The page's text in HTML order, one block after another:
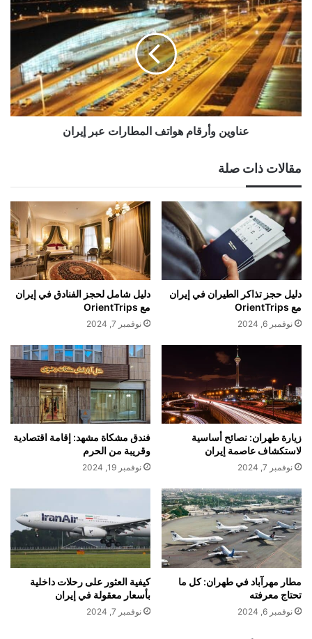
وأرقام
هواتف
المطارات
عبر
إيران
عناوين وأرقام هواتف المطارات عبر إيران
مقالات ذات صلة
دليل حجز تذاكر الطيران في إيران
مع OrientTrips
نوفمبر 6, 2024
دليل شامل لحجز الفنادق في إيران
مع OrientTrips
نوفمبر 7, 2024
زيارة طهران: نصائح أساسية
لاستكشاف عاصمة إيران
نوفمبر 7, 2024
فندق مشكاة مشهد: إقامة اقتصادية
وقريبة من الحرم
نوفمبر 19, 2024
مطار مهرآباد في طهران: كل ما
تحتاج معرفته
نوفمبر 6, 2024
كيفية العثور على رحلات داخلية
بأسعار معقولة في إيران
نوفمبر 7, 2024